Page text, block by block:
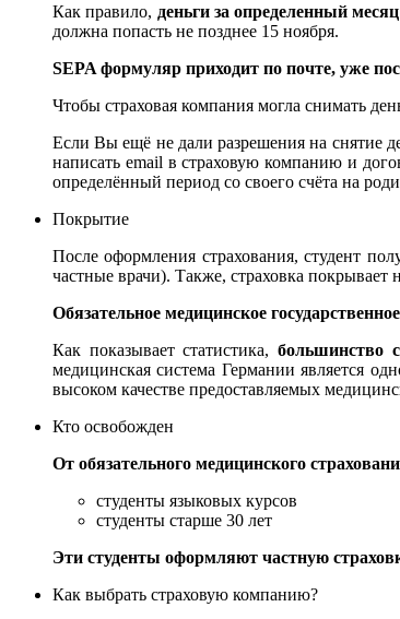
Как правило, деньги за определенный
должна попасть не позднее 15 ноября.
SEPA формуляр приходит по почте, уже
Чтобы страховая компания могла снимать
Если Вы ещё не дали разрешения на снятие
написать email в страховую компанию и
определённый период со своего счёта на
Покрытие
После оформления страхования, студент
частные врачи). Также, страховка
Обязательное медицинское
Как показывает статистика,большинство
медицинская система Германии является
высоком качестве предоставляемых
Кто освобожден
От обязательного медицинского
студенты языковых курсов
студенты старше 30 лет
Эти студенты оформляют частную
Как выбрать страховую компанию?